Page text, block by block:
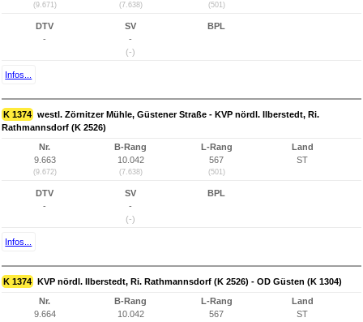
(9.671) (7.638) (501)
DTV
-
SV
-
(-)
BPL
Infos...
K 1374 westl. Zörnitzer Mühle, Güstener Straße - KVP nördl. Ilberstedt, Ri.
Rathmannsdorf (K 2526)
Nr.
9.663
(9.672)
B-Rang
10.042
(7.638)
L-Rang
567
(501)
Land
ST
DTV
-
SV
-
(-)
BPL
Infos...
K 1374 KVP nördl. Ilberstedt, Ri. Rathmannsdorf (K 2526) - OD Güsten (K 1304)
Nr.
9.664
B-Rang
10.042
L-Rang
567
Land
ST